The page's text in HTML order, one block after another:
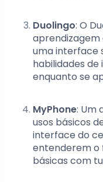
Duolingo: O
uma interface
habilidades
enquanto se
MyPhone: Um
usos básicos
interface do
entenderem o
básicas com